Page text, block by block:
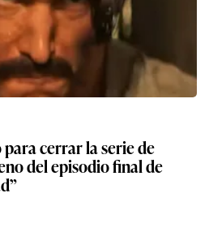
cerrar la serie de
del episodio final de